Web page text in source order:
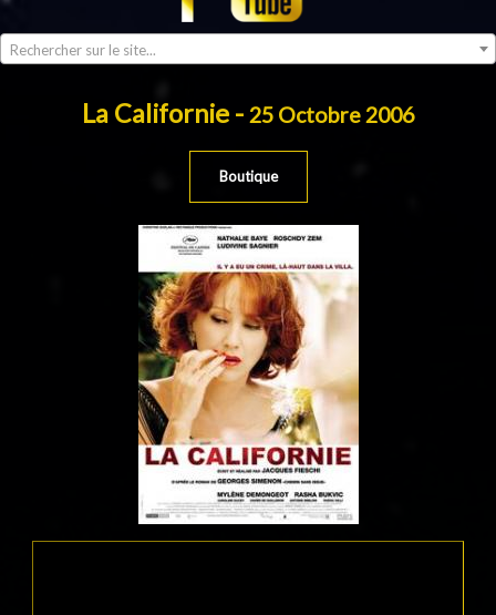
Rechercher sur le site...
La Californie - 25 Octobre 2006
Boutique